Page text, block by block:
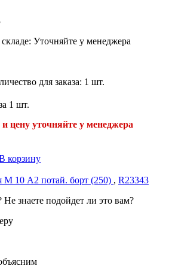
Уточняйте у менеджера
для заказа: 1 шт.
1 шт.
цену уточняйте у менеджера
корзину
М 10 А2 потай. борт (250) , R23343
Не знаете подойдет ли это вам?